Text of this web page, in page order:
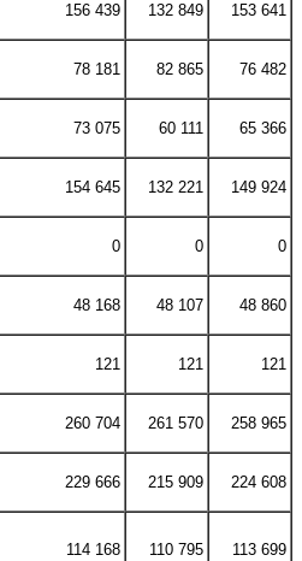
156 439 132 849 153 641
78 181 82 865 76 482
73 075 60 111 65 366
154 645 132 221 149 924
0 0 0
48 168 48 107 48 860
121 121 121
260 704 261 570 258 965
229 666 215 909 224 608
114 168 110 795 113 699